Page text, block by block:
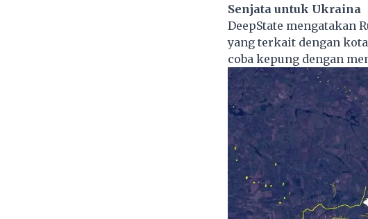
Senjata untuk Ukraina
DeepState mengatakan
yang terkait dengan
coba kepung dengan